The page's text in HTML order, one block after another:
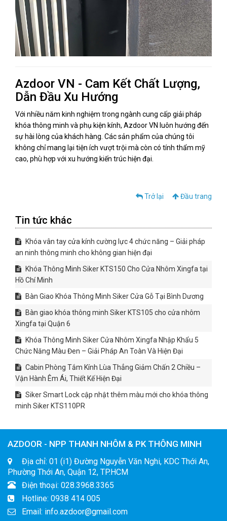
Azdoor VN - Cam Kết Chất Lượng,
Dẫn Đầu Xu Hướng
Với nhiều năm kinh nghiệm trong ngành cung cấp giải pháp
khóa thông minh và phụ kiện kính, Azdoor VN luôn hướng đến
sự hài lòng của khách hàng. Các sản phẩm của chúng tôi
không chỉ mang lại tiện ích vượt trội mà còn có tính thẩm mỹ
cao, phù hợp với xu hướng kiến trúc hiện đại.
Trở lại Đầu trang
Tin tức khác
Khóa vân tay cửa kính cường lực 4 chức năng – Giải pháp
an ninh thông minh cho không gian hiện đại
Khóa Thông Minh Siker KTS150 Cho Cửa Nhôm Xingfa tại
Hồ Chí Minh
Bàn Giao Khóa Thông Minh Siker Cửa Gỗ Tại Bình Dương
Bàn giao khóa thông minh Siker KTS105 cho cửa nhôm
Xingfa tại Quận 6
Khóa Thông Minh Siker Cửa Nhôm Xingfa Nhập Khẩu 5
Chức Năng Màu Đen – Giải Pháp An Toàn Và Hiện Đại
Cabin Phòng Tắm Kính Lùa Thẳng Giảm Chấn 2 Chiều –
Vận Hành Êm Ái, Thiết Kế Hiện Đại
Siker Smart Lock cập nhật thêm màu mới cho khóa thông
minh Siker KTS110PR
AZDOOR - NPP THANH NHÔM & PK THÔNG MINH
Địa chỉ: 01 (i1) Đường Nguyễn Văn Nghi, KDC Thới An,
Phường Thới An, Quận 12, TP.HCM
Điện thoại: 028.3968.3365
Hotline: 0938 414 005
Email: info.azdoor@gmail.com